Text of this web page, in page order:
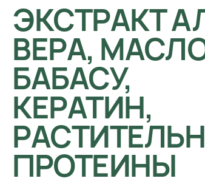
ЭКСТРАКТ
ВЕРА,
БАБАСУ,
КЕРАТИН,
ПРОТЕИНЫ